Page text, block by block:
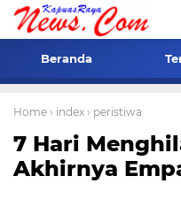
Beranda
Home › index › peristiwa
7 Hari
Akhirnya